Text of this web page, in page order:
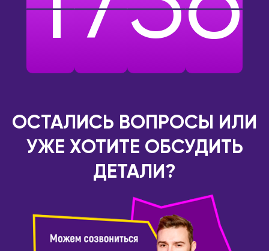
ОСТАЛИСЬ ВОПРОСЫ ИЛИ
УЖЕ ХОТИТЕ ОБСУДИТЬ
ДЕТАЛИ?